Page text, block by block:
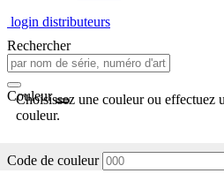
login distributeurs
Rechercher
Couleur
Choisissez une couleur ou effectuez
couleur.
Code de couleur